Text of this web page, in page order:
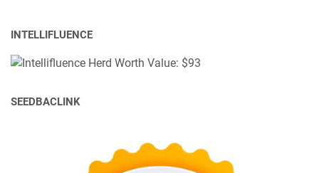
INTELLIFLUENCE
SEEDBACLINK